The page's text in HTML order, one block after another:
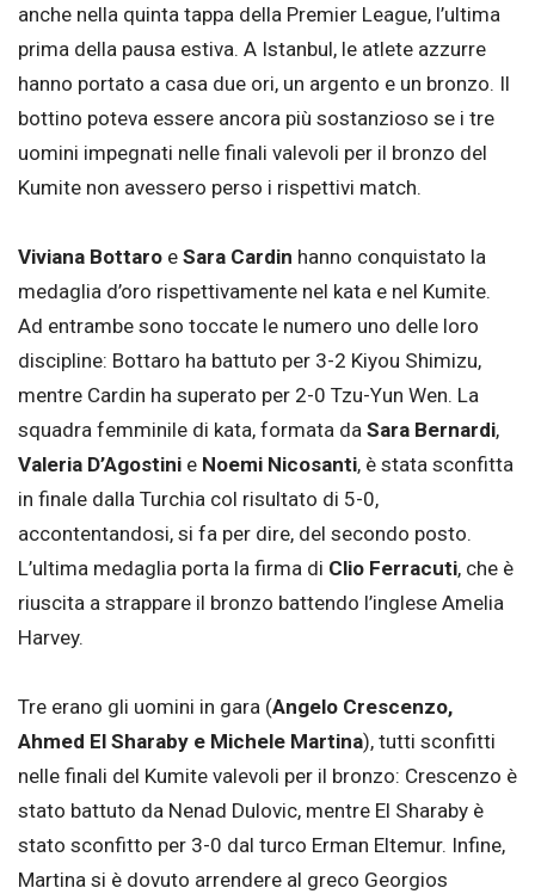
anche nella quinta tappa della Premier League, l’ultima
prima della pausa estiva. A Istanbul, le atlete azzurre
hanno portato a casa due ori, un argento e un bronzo. Il
bottino poteva essere ancora più sostanzioso se i tre
uomini impegnati nelle finali valevoli per il bronzo del
Kumite non avessero perso i rispettivi match.
Viviana Bottaro e Sara Cardin hanno conquistato la
medaglia d’oro rispettivamente nel kata e nel Kumite.
Ad entrambe sono toccate le numero uno delle loro
discipline: Bottaro ha battuto per 3-2 Kiyou Shimizu,
mentre Cardin ha superato per 2-0 Tzu-Yun Wen. La
squadra femminile di kata, formata da Sara Bernardi,
Valeria D’Agostini e Noemi Nicosanti, è stata sconfitta
in finale dalla Turchia col risultato di 5-0,
accontentandosi, si fa per dire, del secondo posto.
L’ultima medaglia porta la firma di Clio Ferracuti, che è
riuscita a strappare il bronzo battendo l’inglese Amelia
Harvey.
Tre erano gli uomini in gara (Angelo Crescenzo,
Ahmed El Sharaby e Michele Martina), tutti sconfitti
nelle finali del Kumite valevoli per il bronzo: Crescenzo è
stato battuto da Nenad Dulovic, mentre El Sharaby è
stato sconfitto per 3-0 dal turco Erman Eltemur. Infine,
Martina si è dovuto arrendere al greco Georgios